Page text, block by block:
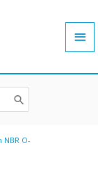
NBR O-